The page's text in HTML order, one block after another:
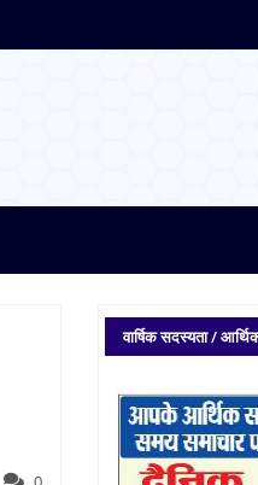
वार्षिक सदस्यता /